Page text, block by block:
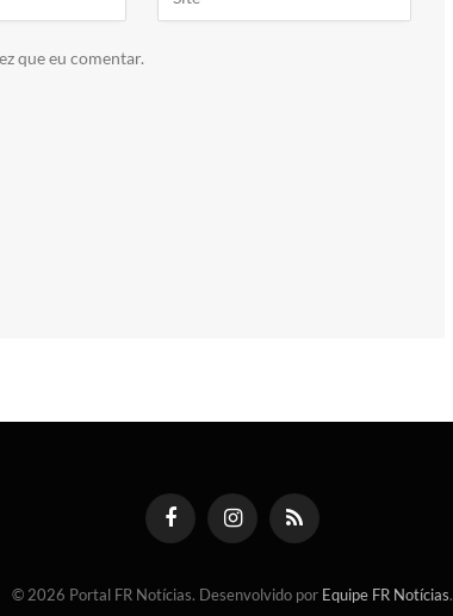
que eu comentar.
FacebookInstagramRSS
© 2026 Portal FR Notícias. Desenvolvido por Equipe FR Notícias.